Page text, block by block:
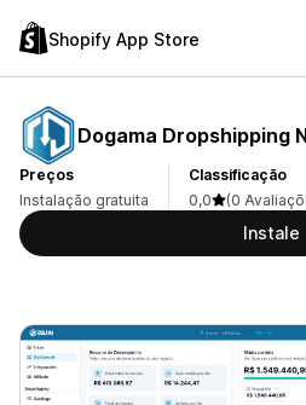
Shopify App Store
Dogama Dropshipping
Preços
Instalação gratuita
Classificação
0,0
(0
Instale